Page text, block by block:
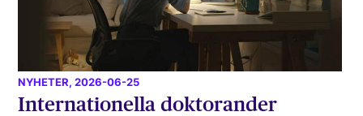
NYHETER, 2026-06-25
Internationella doktorander